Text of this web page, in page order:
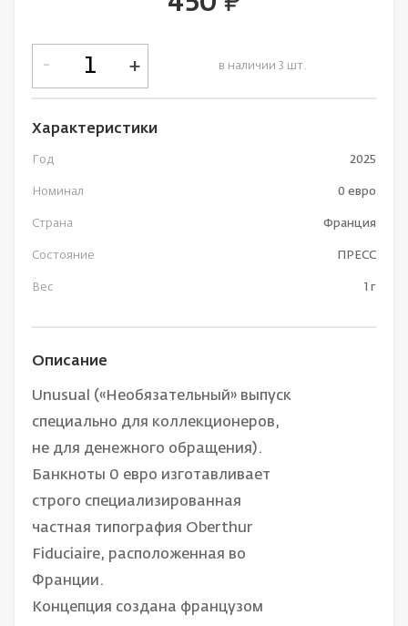
в наличии 3 шт.
- +
Характеристики
Год 2025
Номинал 0 евро
Страна Франция
Состояние ПРЕСС
Вес 1 г
Описание
Unusual («Необязательный» выпуск
специально для коллекционеров,
не для денежного обращения).
Банкноты 0 евро изготавливает
строго специализированная
частная типография Oberthur
Fiduciaire, расположенная во
Франции.
Концепция создана французом